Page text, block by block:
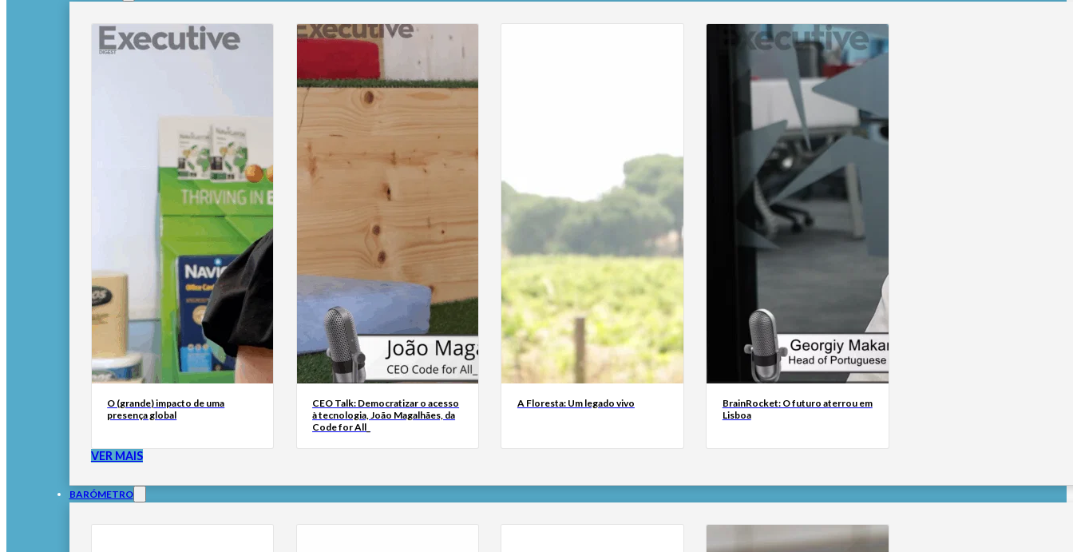
O (grande) impacto de uma
presença global
CEO Talk: Democratizar o acesso
à tecnologia, João Magalhães, da
Code for All_
A Floresta: Um legado vivo
BrainRocket: O futuro aterrou em
Lisboa
VER MAIS
BARÓMETRO